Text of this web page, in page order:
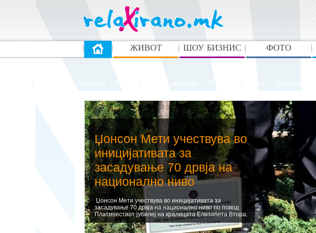
ЖИВОТ ШОУ БИЗНИС ФОТО
Џонсон Мети учествува во
иницијативата за
засадување 70 дрвја на
национално ниво
Џонсон Мети учествува во иницијативата за
засадување 70 дрвја на национално ниво по повод
Платинестиот јубилеј на кралицата Елизабета Втора.